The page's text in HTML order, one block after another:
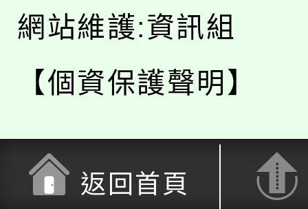
網站維護:資訊組
【個資保護聲明】
返回首頁